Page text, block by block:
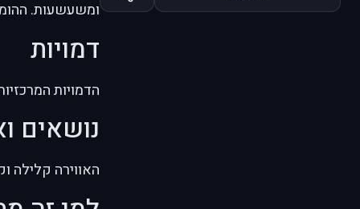
ומשעשעות.
דמויות
הדמויות
נושאים
האווירה קלילה